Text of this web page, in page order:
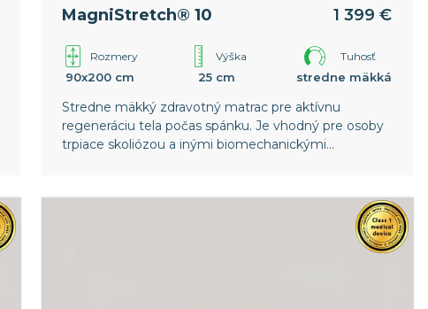
MagniStretch® 10 1 399 €
Rozmery
90x200 cm
Výška
25 cm
Tuhosť
stredne mäkká
Stredne mäkký zdravotný matrac pre aktívnu
regeneráciu tela počas spánku. Je vhodný pre osoby
trpiace skoliózou a inými biomechanickými
patent spoločnosti Magniflex.